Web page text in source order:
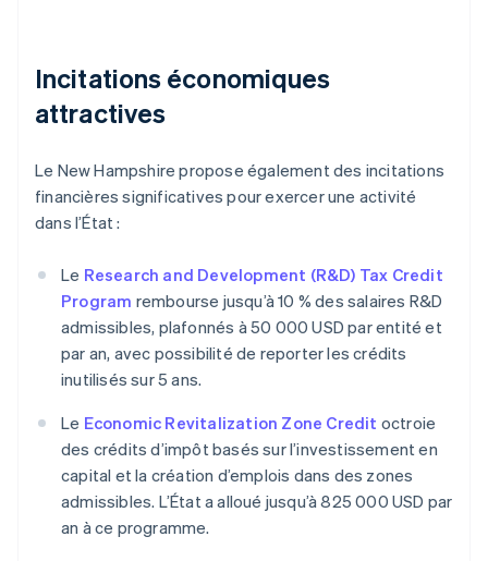
Incitations économiques
attractives
Le New Hampshire propose également des incitations
financières significatives pour exercer une activité
dans l’État :
Le Research and Development (R&D) Tax Credit
Program rembourse jusqu’à 10 % des salaires R&D
admissibles, plafonnés à 50 000 USD par entité et
par an, avec possibilité de reporter les crédits
inutilisés sur 5 ans.
Le Economic Revitalization Zone Credit octroie
des crédits d’impôt basés sur l’investissement en
capital et la création d’emplois dans des zones
admissibles. L’État a alloué jusqu’à 825 000 USD par
an à ce programme.